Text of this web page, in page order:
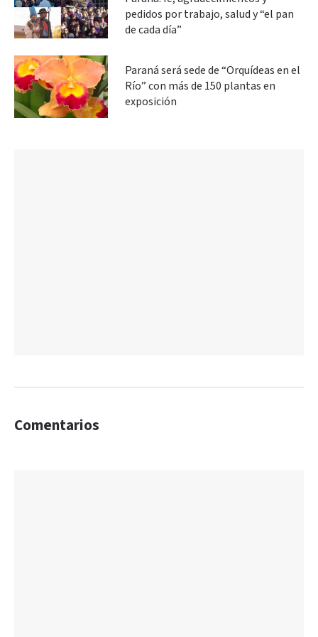
pedidos por trabajo, salud y “el pan
de cada día”
Paraná será sede de “Orquídeas en el
Río” con más de 150 plantas en
exposición
Comentarios